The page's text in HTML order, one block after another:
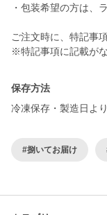
・包装希望の方は、
ご注文時に、特記事
保存方法
冷凍保存・製造日よ
#捌いてお届け